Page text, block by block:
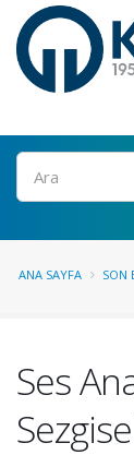
Ara
ANA SAYFA SON
Ses